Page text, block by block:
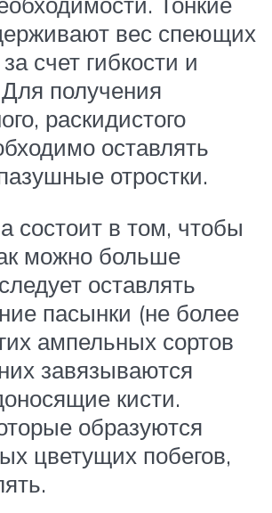
вес спеющих
счет гибкости и
получения
раскидистого
оставлять
отростки.
состоит в том, чтобы
можно больше
оставлять
пасынки (не более
ампельных сортов
завязываются
кисти.
образуются
цветущих побегов,